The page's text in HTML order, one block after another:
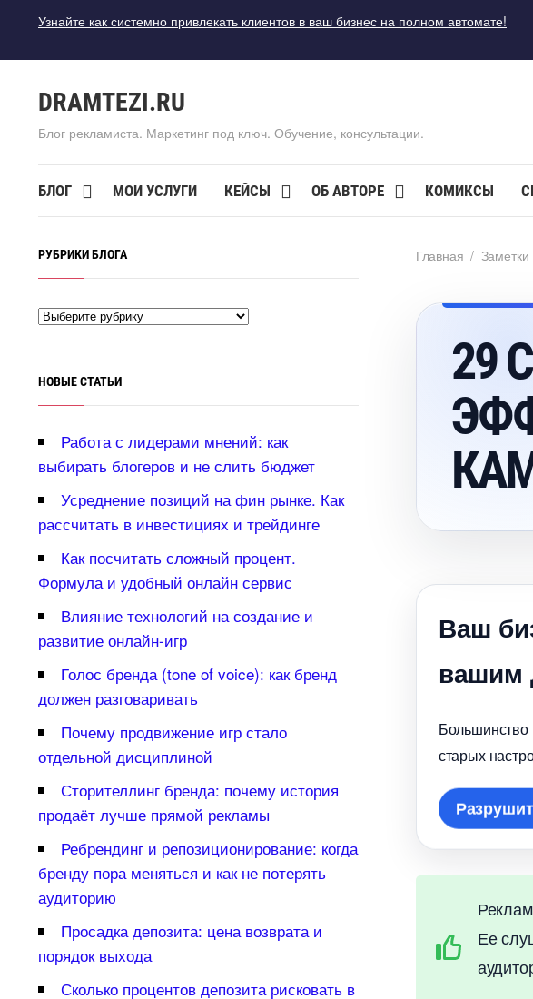
Узнайте как системно привлекать клиентов в ваш бизнес на полном автомате!
DRAMTEZI.RU
Блог рекламиста. Маркетинг под ключ. Обучение, консультации.
БЛОГ МОИ УСЛУГИ КЕЙСЫ ОБ АВТОРЕ КОМИКСЫ
Главная / Заметки
29
аш
ашим
Большинство
старых
Ее
РУБРИКИ БЛОГА
НОВЫЕ СТАТЬИ
Работа с лидерами мнений: как
ыбирать блогеров и не слить бюджет
Усреднение позиций на фин рынке. Как
рассчитать в инвестициях и трейдинге
Как посчитать сложный процент.
Формула и удобный онлайн сервис
лияние технологий на создание и
развитие онлайн-игр
Голос бренда (tone of voice): как бренд
должен разговаривать
Почему продвижение игр стало
отдельной дисциплиной
Сторителлинг бренда: почему история
продаёт лучше прямой рекламы
Ребрендинг и репозиционирование: когда
ренду пора меняться и как не потерять
аудиторию
Просадка депозита: цена возврата и
порядок выхода
Сколько процентов депозита рисковать